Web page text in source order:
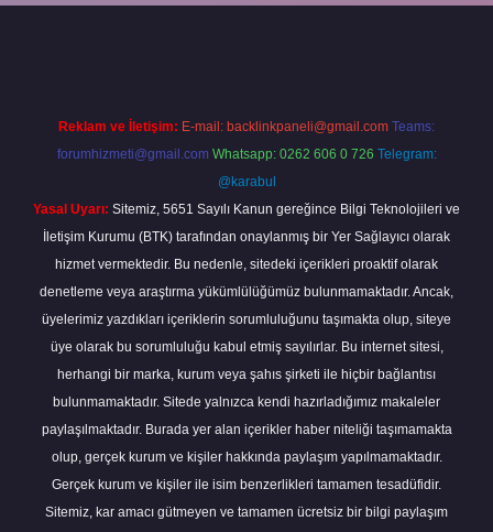
Reklam ve İletişim: E-mail: backlinkpaneli@gmail.com Teams:
forumhizmeti@gmail.com Whatsapp: 0262 606 0 726 Telegram:
@karabul
Yasal Uyarı: Sitemiz, 5651 Sayılı Kanun gereğince Bilgi Teknolojileri ve
İletişim Kurumu (BTK) tarafından onaylanmış bir Yer Sağlayıcı olarak
hizmet vermektedir. Bu nedenle, sitedeki içerikleri proaktif olarak
denetleme veya araştırma yükümlülüğümüz bulunmamaktadır. Ancak,
üyelerimiz yazdıkları içeriklerin sorumluluğunu taşımakta olup, siteye
üye olarak bu sorumluluğu kabul etmiş sayılırlar. Bu internet sitesi,
herhangi bir marka, kurum veya şahıs şirketi ile hiçbir bağlantısı
bulunmamaktadır. Sitede yalnızca kendi hazırladığımız makaleler
paylaşılmaktadır. Burada yer alan içerikler haber niteliği taşımamakta
olup, gerçek kurum ve kişiler hakkında paylaşım yapılmamaktadır.
Gerçek kurum ve kişiler ile isim benzerlikleri tamamen tesadüfidir.
Sitemiz, kar amacı gütmeyen ve tamamen ücretsiz bir bilgi paylaşım